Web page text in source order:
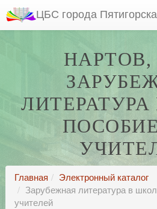
ЦБС города Пятигорска
НАРТОВ,
Главная
Электронный каталог
Зарубежная литература в
учителей